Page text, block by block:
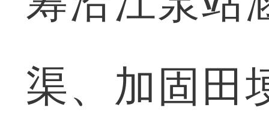
渠、加固田